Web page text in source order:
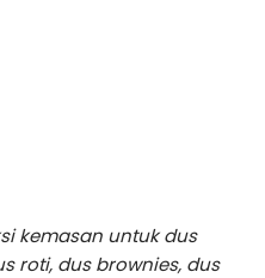
kemasan untuk dus
roti, dus brownies, dus